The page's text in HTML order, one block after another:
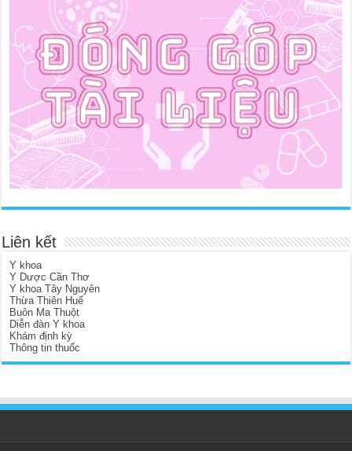
Liên kết
Y khoa
Y Dược Cần Thơ
Y khoa Tây Nguyên
Thừa Thiên Huế
Buôn Ma Thuột
Diễn đàn Y khoa
Khám định kỳ
Thông tin thuốc